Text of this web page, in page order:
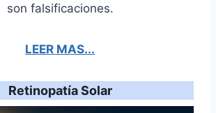
son falsificaciones.
LEER MAS...
Retinopatía Solar